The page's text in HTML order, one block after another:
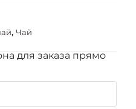
,Чай
для заказа прямо